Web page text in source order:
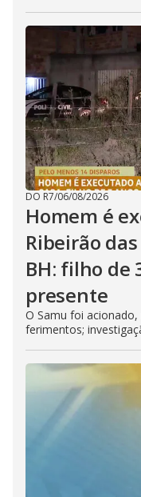
DO R7/06/08/2026
Homem é
Ribeirão
BH: filho de
presente
O Samu foi
ferimentos;